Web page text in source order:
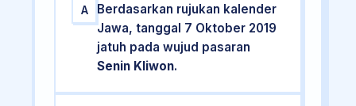
A
Berdasarkan rujukan kalender
Jawa, tanggal 7 Oktober 2019
jatuh pada wujud pasaran
Senin Kliwon.